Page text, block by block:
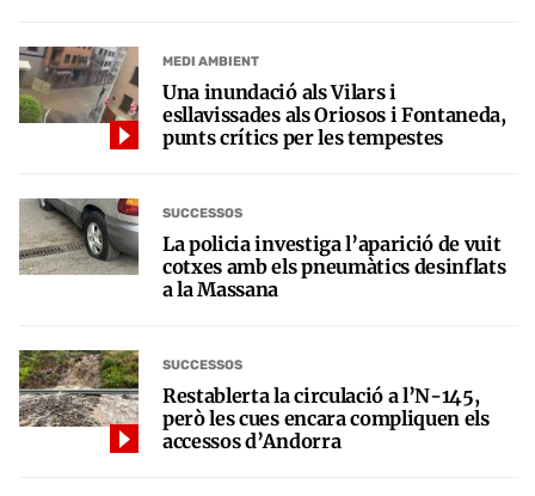
MEDI AMBIENT
Una inundació als Vilars i
esllavissades als Oriosos i Fontaneda,
punts crítics per les tempestes
SUCCESSOS
La policia investiga l’aparició de vuit
cotxes amb els pneumàtics desinflats
a la Massana
SUCCESSOS
Restablerta la circulació a l’N-145,
però les cues encara compliquen els
accessos d’Andorra